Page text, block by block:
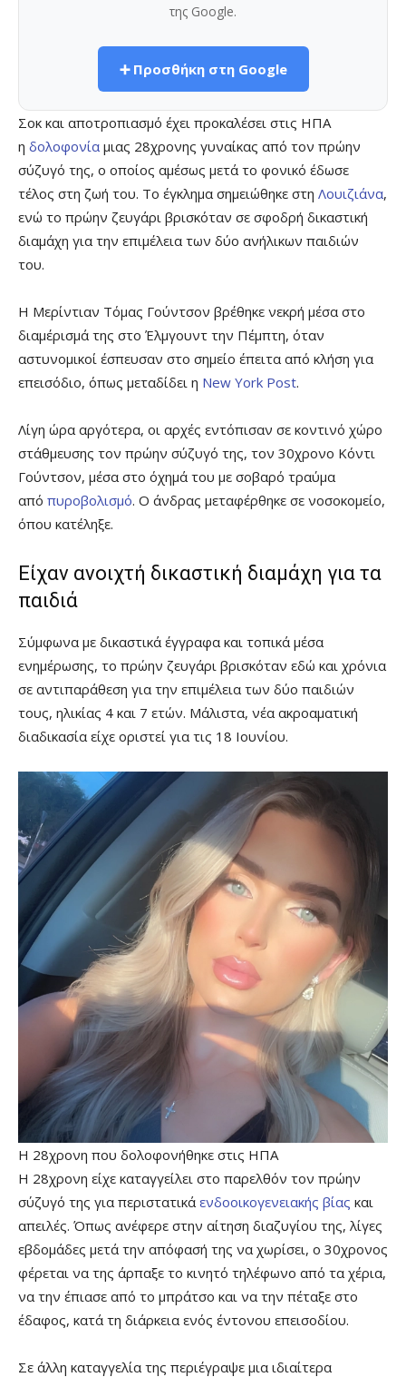
της Google.
➕ Προσθήκη στη Google
Σοκ και αποτροπιασμό έχει προκαλέσει στις ΗΠΑ
η δολοφονία μιας 28χρονης γυναίκας από τον πρώην
σύζυγό της, ο οποίος αμέσως μετά το φονικό έδωσε
τέλος στη ζωή του. Το έγκλημα σημειώθηκε στη Λουιζιάνα,
ενώ το πρώην ζευγάρι βρισκόταν σε σφοδρή δικαστική
διαμάχη για την επιμέλεια των δύο ανήλικων παιδιών
του.
Η Μερίντιαν Τόμας Γούντσον βρέθηκε νεκρή μέσα στο
διαμέρισμά της στο Έλμγουντ την Πέμπτη, όταν
αστυνομικοί έσπευσαν στο σημείο έπειτα από κλήση για
επεισόδιο, όπως μεταδίδει η New York Post.
Λίγη ώρα αργότερα, οι αρχές εντόπισαν σε κοντινό χώρο
στάθμευσης τον πρώην σύζυγό της, τον 30χρονο Κόντι
Γούντσον, μέσα στο όχημά του με σοβαρό τραύμα
από πυροβολισμό. Ο άνδρας μεταφέρθηκε σε νοσοκομείο,
όπου κατέληξε.
Είχαν ανοιχτή δικαστική διαμάχη για τα
παιδιά
Σύμφωνα με δικαστικά έγγραφα και τοπικά μέσα
ενημέρωσης, το πρώην ζευγάρι βρισκόταν εδώ και χρόνια
σε αντιπαράθεση για την επιμέλεια των δύο παιδιών
τους, ηλικίας 4 και 7 ετών. Μάλιστα, νέα ακροαματική
διαδικασία είχε οριστεί για τις 18 Ιουνίου.
Η 28χρονη που δολοφονήθηκε στις ΗΠΑ
Η 28χρονη είχε καταγγείλει στο παρελθόν τον πρώην
σύζυγό της για περιστατικάενδοοικογενειακής βίας και
απειλές. Όπως ανέφερε στην αίτηση διαζυγίου της, λίγες
εβδομάδες μετά την απόφασή της να χωρίσει, ο 30χρονος
φέρεται να της άρπαξε το κινητό τηλέφωνο από τα χέρια,
να την έπιασε από το μπράτσο και να την πέταξε στο
έδαφος, κατά τη διάρκεια ενός έντονου επεισοδίου.
Σε άλλη καταγγελία της περιέγραψε μια ιδιαίτερα